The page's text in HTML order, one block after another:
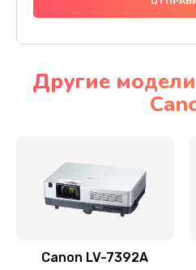
Замена
Замена
Замена
Другие
Canon LV-7392A